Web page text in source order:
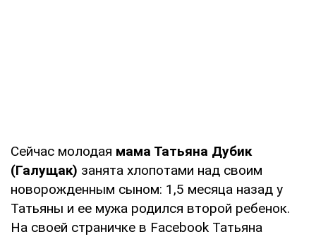
Сейчас молодая мама Татьяна Дубик
(Галущак) занята хлопотами над своим
новорожденным сыном: 1,5 месяца назад у
Татьяны и ее мужа родился второй ребенок.
На своей страничке в Facebook Татьяна